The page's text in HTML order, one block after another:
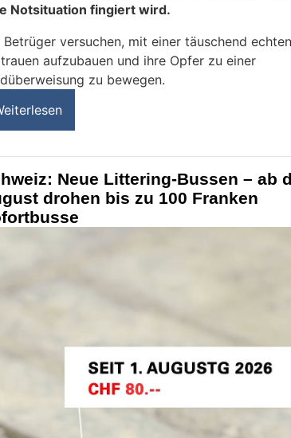
Notsituation fingiert wird.
Betrüger versuchen, mit einer täuschend
aufzubauen und ihre Opfer zu einer
zu bewegen.
Neue Littering-Bussen – ab
drohen bis zu 100 Franken